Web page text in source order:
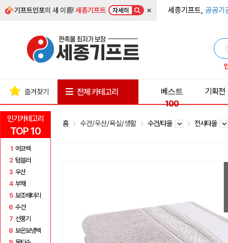
기프트인포의 새 이름!세종기프트 자세히 × 세종기프트, 공공기
인기카테고리
TOP 10
1 에코백
2 텀블러
3 우산
4 부채
5 보조배터리
6 수건
7 선풍기
8 보온보냉백
즐겨찾기 전체 카테고리
베스트
100
기획전
홈 수건/우산/욕실/생활 수건/타올 전사타올